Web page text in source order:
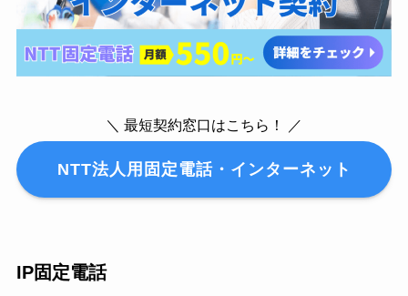
＼ 最短契約窓口はこちら！ ／
NTT法人用固定電話・インターネット
IP固定電話